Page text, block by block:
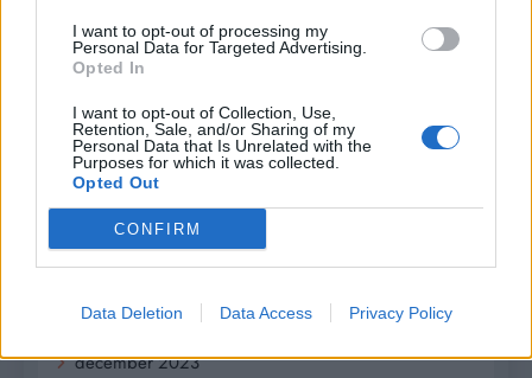
I want to opt-out of processing my
Personal Data for Targeted Advertising.
Opted In
I want to opt-out of Collection, Use,
Retention, Sale, and/or Sharing of my
Personal Data that Is Unrelated with the
Purposes for which it was collected.
Opted Out
CONFIRM
Data Deletion Data Access Privacy Policy
august 2024
júl 2024
jún 2024
apríl 2024
marec 2024
február 2024
január 2024
december 2023